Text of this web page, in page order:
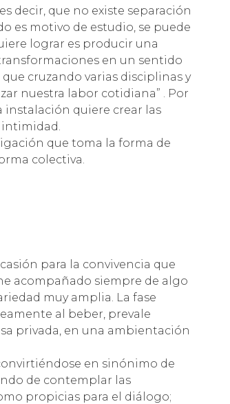
decir, que no existe separación
es motivo de estudio, se puede
lograr es producir una
en un sentido
cruzando varias disciplinas y
nuestra labor cotidiana” . Por
instalación quiere crear las
intimidad.
que toma la forma de
colectiva.
para la convivencia que
acompañado siempre de algo
muy amplia. La fase
al beber, prevale
privada, en una ambientación
en sinónimo de
de contemplar las
propicias para el diálogo;